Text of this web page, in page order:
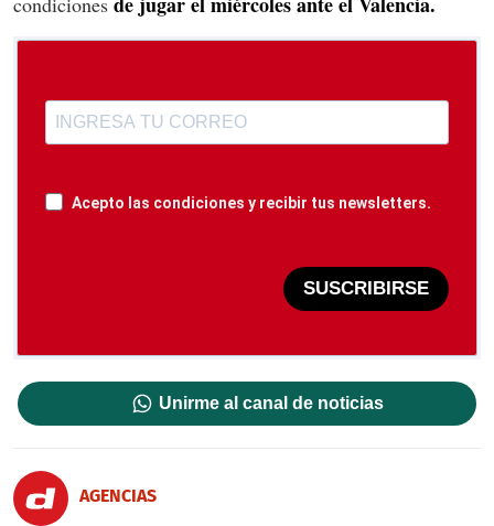
Acepto las condiciones y recibir tus newsletters.
SUSCRIBIRSE
Unirme al canal de noticias
AGENCIAS